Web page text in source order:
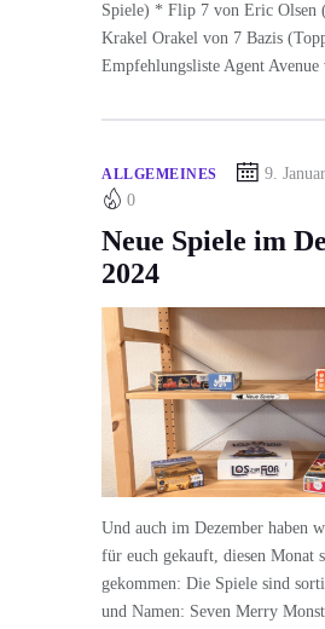
Spiele) * Flip 7 von Eric Olsen
Krakel Orakel von 7 Bazis
Empfehlungsliste Agent Avenue
ALLGEMEINES 9.
0
Neue Spiele im
2024
Und auch im Dezember haben
für euch gekauft, diesen Monat
gekommen: Die Spiele sind
und Namen: Seven Merry